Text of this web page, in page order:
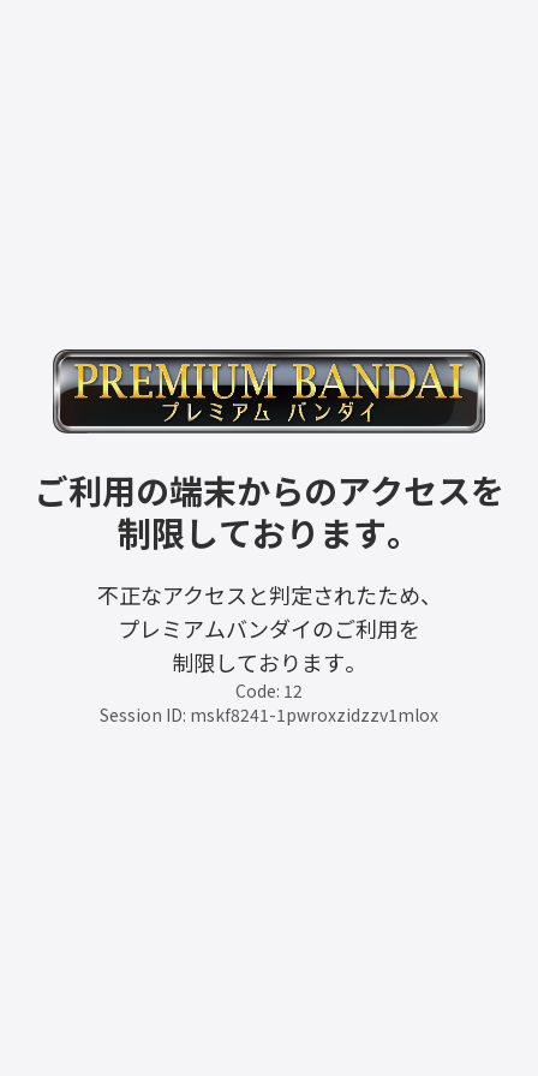
ご利用の端末からのアクセスを
制限しております。
不正なアクセスと判定されたため、
プレミアムバンダイのご利用を
制限しております。
Code: 12
Session ID: mskf8241-1pwroxzidzzv1mlox